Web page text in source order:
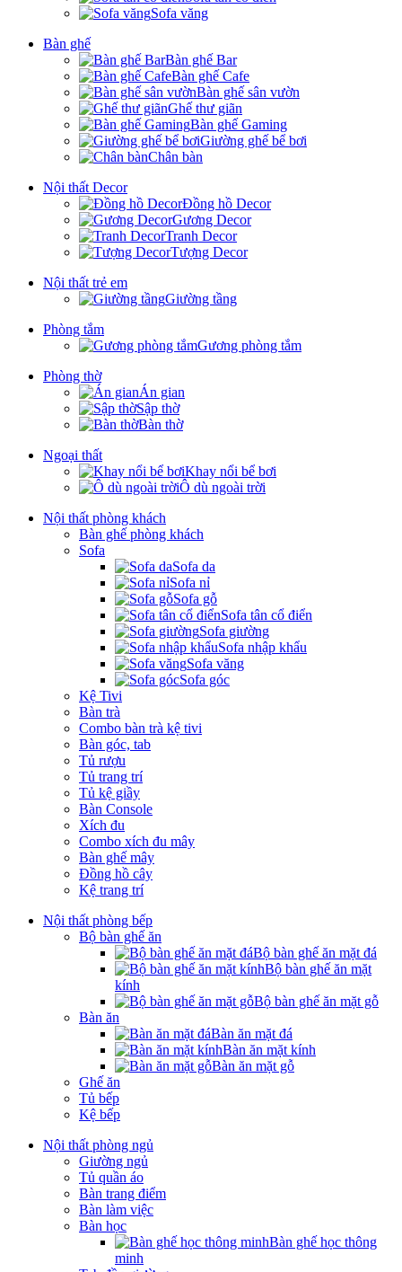
Sofa văng
Bàn ghế
Bàn ghế Bar
Bàn ghế Cafe
Bàn ghế sân vườn
Ghế thư giãn
Bàn ghế Gaming
Giường ghế bể bơi
Chân bàn
Nội thất Decor
Đồng hồ Decor
Gương Decor
Tranh Decor
Tượng Decor
Nội thất trẻ em
Giường tầng
Phòng tắm
Gương phòng tắm
Phòng thờ
Án gian
Sập thờ
Bàn thờ
Ngoại thất
Khay nổi bể bơi
Ô dù ngoài trời
Nội thất phòng khách
Bàn ghế phòng khách
Sofa
Sofa da
Sofa nỉ
Sofa gỗ
Sofa tân cổ điển
Sofa giường
Sofa nhập khẩu
Sofa văng
Sofa góc
Kệ Tivi
Bàn trà
Combo bàn trà kệ tivi
Bàn góc, tab
Tủ rượu
Tủ trang trí
Tủ kệ giầy
Bàn Console
Xích đu
Combo xích đu mây
Bàn ghế mây
Đồng hồ cây
Kệ trang trí
Nội thất phòng bếp
Bộ bàn ghế ăn
Bộ bàn ghế ăn mặt đá
Bộ bàn ghế ăn mặt
kính
Bộ bàn ghế ăn mặt gỗ
Bàn ăn
Bàn ăn mặt đá
Bàn ăn mặt kính
Bàn ăn mặt gỗ
Ghế ăn
Tủ bếp
Kệ bếp
Nội thất phòng ngủ
Giường ngủ
Tủ quần áo
Bàn trang điểm
Bàn làm việc
Bàn học
Bàn ghế học thông
minh